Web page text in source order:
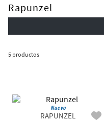
Rapunzel
5 productos
Nuevo
RAPUNZEL